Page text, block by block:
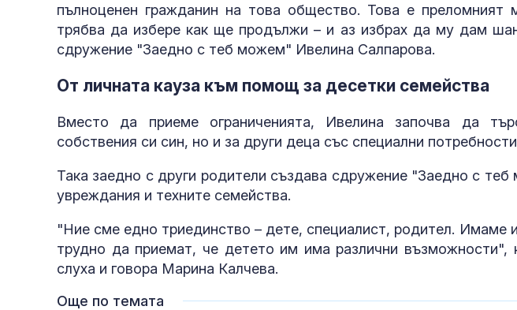
пълноценен гражданин на това общество. Това е преломният
трябва да избере как ще продължи – и аз избрах да му дам
сдружение "Заедно с теб можем" Ивелина Салпарова.
От личната кауза към помощ за десетки семейства
Вместо да приеме ограниченията, Ивелина започва да
собствения си син, но и за други деца със специални
Така заедно с други родители създава сдружение "Заедно с
увреждания и техните семейства.
"Ние сме едно триединство – дете, специалист, родител. Имаме
трудно да приемат, че детето им има различни възможности",
слуха и говора Марина Калчева.
Още по темата
Гърция засилва
контрола по
плажовете: Дронове
следят за незаконни